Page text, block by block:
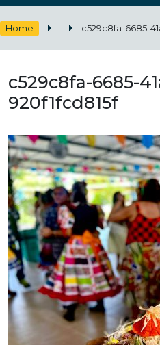
Home c529c8fa-6685-
c529c8fa-6685-
920f1fcd815f